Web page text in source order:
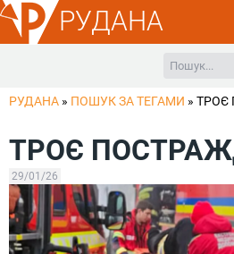
РУДАНА
РУДАНА » ПОШУК ЗА ТЕГАМИ » ТРОЄ
ТРОЄ
29/01/26